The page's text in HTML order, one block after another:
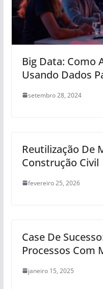
Big Data: Como
Usando Dados
setembro 28, 2024
Reutilização De
Construção Civil
fevereiro 25, 2026
Case De
Processos Com
janeiro 15, 2025